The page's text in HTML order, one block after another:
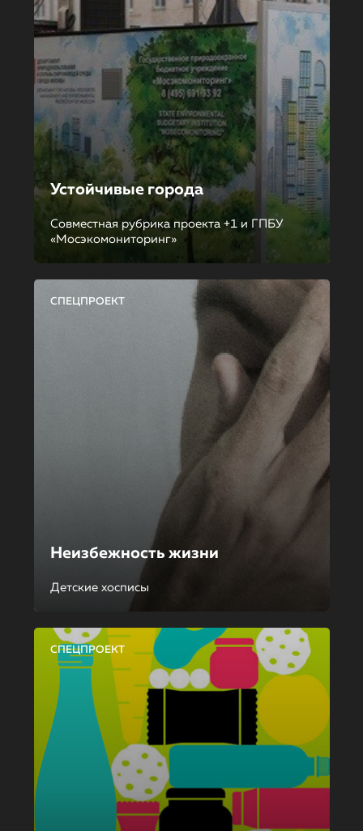
Устойчивые города
Совместная рубрика проекта +1 и ГПБУ
«Мосэкомониторинг»
СПЕЦПРОЕКТ
Неизбежность жизни
Детские хосписы
СПЕЦПРОЕКТ